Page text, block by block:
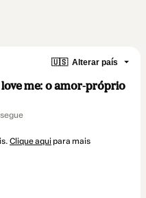
🇺🇸 Alterar país
love me: o amor-próprio
Clique aqui para mais